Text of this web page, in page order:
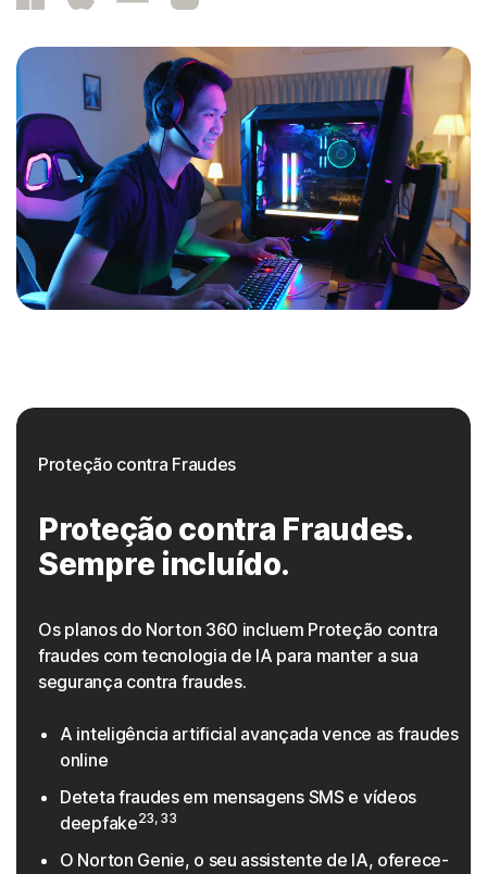
Proteção contra Fraudes
Proteção contra Fraudes.
Sempre incluído.
Os planos do Norton 360 incluem Proteção contra
fraudes com tecnologia de IA para manter a sua
segurança contra fraudes.
A inteligência artificial avançada vence as fraudes
online
Deteta fraudes em mensagens SMS e vídeos
deepfake23, 33
O Norton Genie, o seu assistente de IA, oferece-